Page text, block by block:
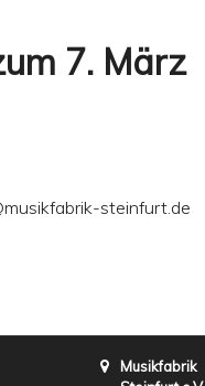
7. März
steinfurt.de
Musikfabrik